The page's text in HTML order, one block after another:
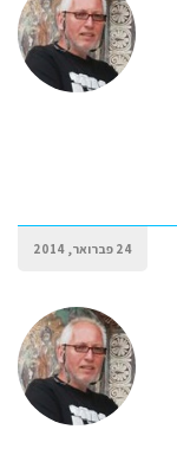
24 פברואר, 2014